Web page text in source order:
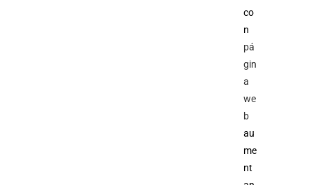
co
n
pá
gin
a
we
b
au
me
nt